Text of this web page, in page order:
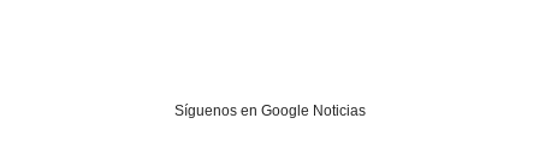
Síguenos en Google Noticias